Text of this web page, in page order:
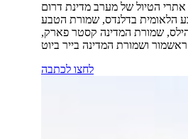
הטיול של מערב מדינת דרום
הלאומית בדלנדס, שמורת הטבע
הילס, שמורת המדינה קסטר פארק,
לחצו לכתבה